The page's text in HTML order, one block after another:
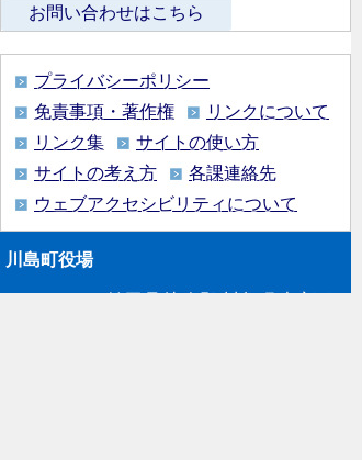
お問い合わせはこちら
プライバシーポリシー
免責事項・著作権
リンクについて
リンク集
サイトの使い方
サイトの考え方
各課連絡先
ウェブアクセシビリティについて
川島町役場